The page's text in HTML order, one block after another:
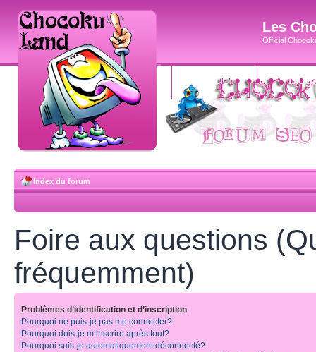
Les
Official
accueil blog
Index du forum
Foire aux questions
fréquemment)
Problèmes d’identification et d’inscription
Pourquoi ne puis-je pas me connecter?
Pourquoi dois-je m’inscrire après tout?
Pourquoi suis-je automatiquement déconnecté?